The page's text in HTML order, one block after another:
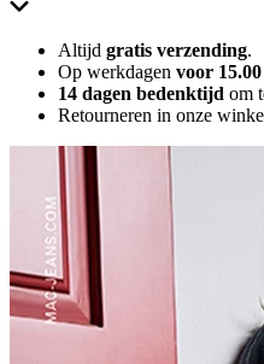
Altijd gratis verzending.
Op werkdagen voor
14 dagen bedenktijd om
Retourneren in onze